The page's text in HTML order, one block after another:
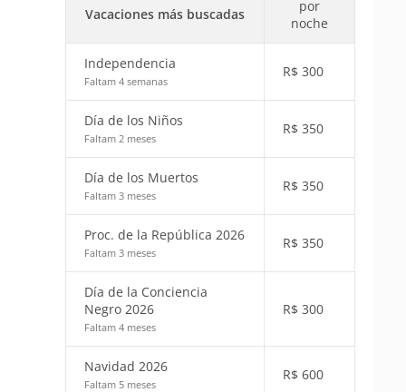
Vacaciones más buscadas
por
noche
Independencia
Faltam 4 semanas
R$ 300
Día de los Niños
Faltam 2 meses
R$ 350
Día de los Muertos
Faltam 3 meses
R$ 350
Proc. de la República 2026
Faltam 3 meses
R$ 350
Día de la Conciencia
Negro 2026
Faltam 4 meses
R$ 300
Navidad 2026
Faltam 5 meses
R$ 600